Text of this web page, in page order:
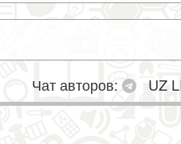
Чат авторов: UZ